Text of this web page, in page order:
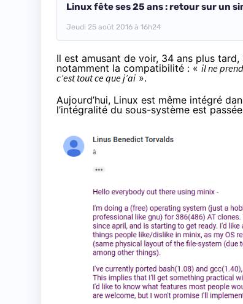
Linux fête ses 25 ans : retour sur un
Jeudi 25 août 2016 à 16h24
Il est amusant de voir, 34 ans plus
notamment la compatibilité : « il ne
c’est tout ce que j’ai ».
Aujourd’hui, Linux est même intégré
l’intégralité du sous-système est